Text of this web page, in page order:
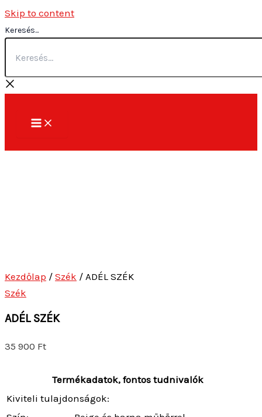
Skip to content
Keresés...
Kezdőlap / Szék / ADÉL SZÉK
Szék
ADÉL SZÉK
35 900 Ft
Termékadatok, fontos tudnivalók
Kiviteli tulajdonságok: